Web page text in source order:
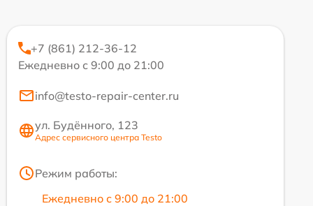
+7 (861) 212-36-12
Ежедневно с 9:00 до 21:00
info@testo-repair-center.ru
ул. Будённого, 123
Адрес сервисного центра Testo
Режим работы:
Ежедневно с 9:00 до 21:00